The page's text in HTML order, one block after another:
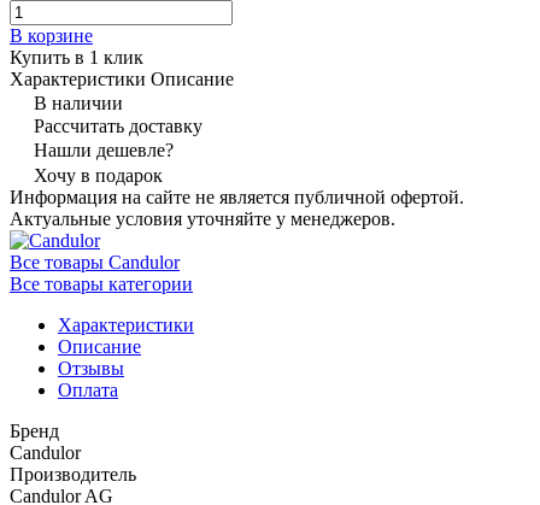
В корзине
Купить в 1 клик
Характеристики Описание
В наличии
Рассчитать доставку
Нашли дешевле?
Хочу в подарок
Информация на сайте не является публичной офертой.
Актуальные условия уточняйте у менеджеров.
Все товары Candulor
Все товары категории
Характеристики
Описание
Отзывы
Оплата
Бренд
Candulor
Производитель
Candulor AG